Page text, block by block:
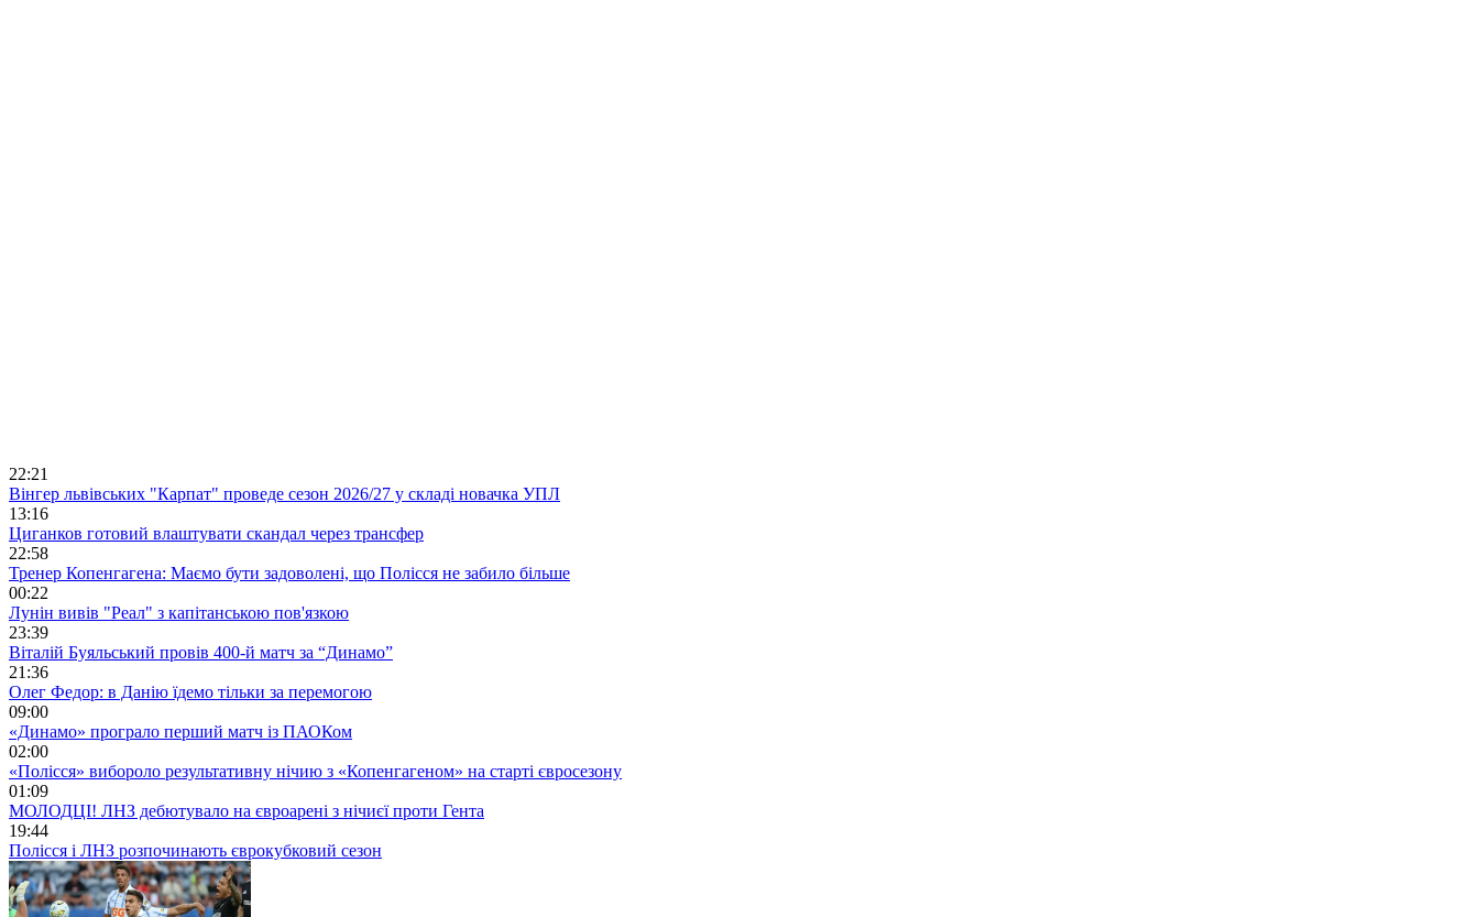
22:21
Вінгер львівських "Карпат" проведе сезон 2026/27 у складі новачка УПЛ
13:16
Циганков готовий влаштувати скандал через трансфер
22:58
Тренер Копенгагена: Маємо бути задоволені, що Полісся не забило більше
00:22
Лунін вивів "Реал" з капітанською пов'язкою
23:39
Віталій Буяльський провів 400-й матч за “Динамо”
21:36
Олег Федор: в Данію їдемо тільки за перемогою
09:00
«Динамо» програло перший матч із ПАОКом
02:00
«Полісся» вибороло результативну нічию з «Копенгагеном» на старті євросезону
01:09
МОЛОДЦІ! ЛНЗ дебютувало на євроарені з нічиєї проти Гента
19:44
Полісся і ЛНЗ розпочинають єврокубковий сезон